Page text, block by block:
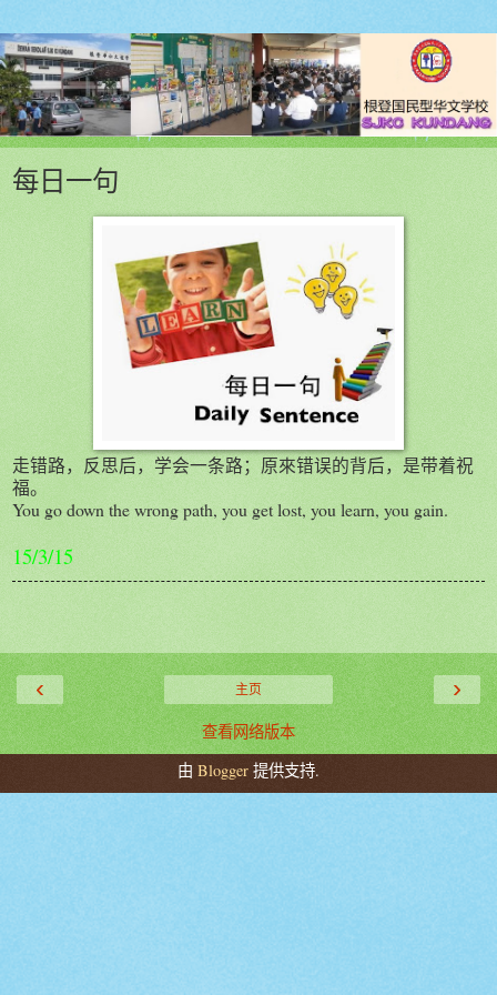
每日一句
走错路，反思后，学会一条路；原來错误的背后，是带着祝
福。
You go down the wrong path, you get lost, you learn, you gain.
15/3/15
‹ ›
主页
查看网络版本
由 Blogger 提供支持.